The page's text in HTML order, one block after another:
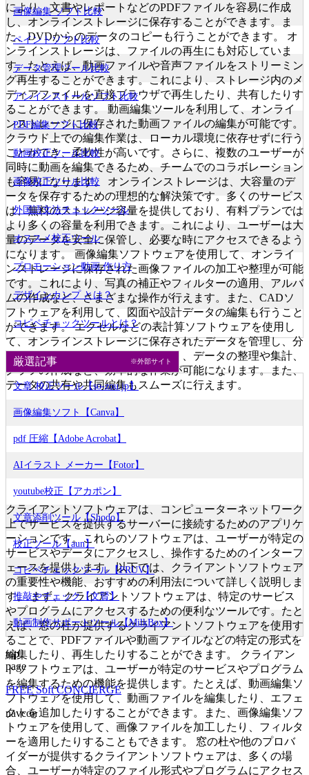
により、文書やレポートなどのPDFファイルを容易に作成
し、オンラインストレージに保存することができます。ま
た、DVDからのデータのコピーも行うことができます。 オ
ンラインストレージは、ファイルの再生にも対応していま
す。たとえば、動画ファイルや音声ファイルをストリーミン
グ再生することができます。これにより、ストレージ内のメ
ディアファイルを直接ブラウザで再生したり、共有したりす
ることができます。 動画編集ツールを利用して、オンライ
ンストレージに保存された動画ファイルの編集が可能です。
クラウド上での編集作業は、ローカル環境に依存せずに行う
ことができ、柔軟性が高いです。さらに、複数のユーザーが
同時に動画を編集できるため、チームでのコラボレーション
も容易になります。 オンラインストレージは、大容量のデ
ータを保存するための理想的な解決策です。多くのサービス
は、無料のストレージ容量を提供しており、有料プランでは
より多くの容量を利用できます。これにより、ユーザーは大
量のデータを安全に保管し、必要な時にアクセスできるよう
になります。 画像編集ソフトウェアを使用して、オンライ
ンストレージに保存された画像ファイルの加工や整理が可能
です。これにより、写真の補正やフィルターの適用、アルバ
ムの作成など、さまざまな操作が行えます。また、CADソ
フトウェアを利用して、図面や設計データの編集も行うこと
ができます。 エクセルなどの表計算ソフトウェアを使用し
て、オンラインストレージに保存されたデータを管理し、分
析することができます。これにより、データの整理や集計、
グラフの作成など、効率的な作業が可能になります。また、
データの共有や共同編集もスムーズに行えます。
クライアントソフトウェアは、コンピューターネットワーク
上でサービスを提供するサーバーに接続するためのアプリケ
ーションです。これらのソフトウェアは、ユーザーが特定の
サービスやデータにアクセスし、操作するためのインターフ
ェースを提供します。以下では、クライアントソフトウェア
の重要性や機能、おすすめの利用法について詳しく説明しま
す。 まず、クライアントソフトウェアは、特定のサービス
やプログラムにアクセスするための便利なツールです。たと
えば、窓の杜が提供するクライアントソフトウェアを使用す
ることで、PDFファイルや動画ファイルなどの特定の形式を
編集したり、再生したりすることができます。 クライアン
トソフトウェアは、ユーザーが特定のサービスやプログラム
を編集するための機能を提供します。たとえば、動画編集ソ
フトウェアを使用して、動画ファイルを編集したり、エフェ
クトを追加したりすることができます。また、画像編集ソフ
トウェアを使用して、画像ファイルを加工したり、フィルタ
ーを適用したりすることもできます。 窓の杜や他のプロバ
イダーが提供するクライアントソフトウェアは、多くの場
合、ユーザーが特定のファイル形式やプログラムにアクセス
画像編集 ソフト比較
ペイントソフト比較
データ管理ツール比較
アンインストールソフト比較
PDF編集ソフト比較
動画校正ツール比較
画像校正ツール比較
外国語文法チェックツール
オススメ校正ツール
プロモーション動画 作り方
デザインカンプ とは？
コピペチェックツールとは？
厳選記事 ※外部サイト
文章 校正ツール【so-zou.jp】
画像編集ソフト【Canva】
pdf 圧縮【Adobe Acrobat】
AIイラスト メーカー【Fotor】
youtube校正【アカポン】
文章添削ツール【Shodo】
校正ツール【aun】
コピペチェックツール【PRUV】
推敲やチェック【文賢】
動画制作サポートツール【MilkBox】
top
page
FREE Soft CONCIERGE
navcon